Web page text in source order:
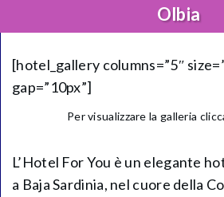
Olbia
[hotel_gallery columns=”5″
gap=”10px”]
Per visualizzare la galleria
L’Hotel For You è un elegante
a Baja Sardinia, nel cuore della